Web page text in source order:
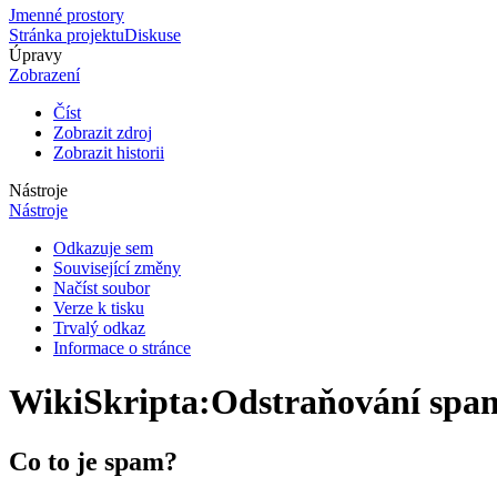
Jmenné prostory
Stránka projektuDiskuse
Úpravy
Zobrazení
Číst
Zobrazit zdroj
Zobrazit historii
Nástroje
Nástroje
Odkazuje sem
Související změny
Načíst soubor
Verze k tisku
Trvalý odkaz
Informace o stránce
WikiSkripta:Odstraňování
Co to je spam?